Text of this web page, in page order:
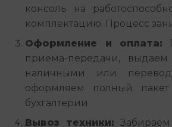
консоль на
комплектацию. Процесс
Оформление и оплата:
приема-передачи,
наличными или
оформляем полный
бухгалтерии.
Вывоз техники: